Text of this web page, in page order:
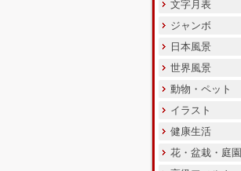
文字月表
ジャンボ
日本風景
世界風景
動物・ペット
イラスト
健康生活
花・盆栽・庭園